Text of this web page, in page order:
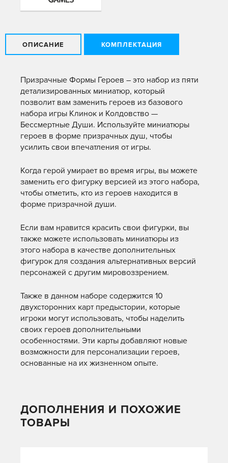
ОПИСАНИЕ КОМПЛЕКТАЦИЯ
Призрачные Формы Героев – это набор из пяти
детализированных миниатюр, который
позволит вам заменить героев из базового
набора игры Клинок и Колдовство —
Бессмертные Души. Используйте миниатюры
героев в форме призрачных душ, чтобы
усилить свои впечатления от игры.
Когда герой умирает во время игры, вы можете
заменить его фигурку версией из этого набора,
чтобы отметить, кто из героев находится в
форме призрачной души.
Если вам нравится красить свои фигурки, вы
также можете использовать миниатюры из
этого набора в качестве дополнительных
фигурок для создания альтернативных версий
персонажей с другим мировоззрением.
Также в данном наборе содержится 10
двухсторонних карт предыстории, которые
игроки могут использовать, чтобы наделить
своих героев дополнительными
особенностями. Эти карты добавляют новые
возможности для персонализации героев,
основанные на их жизненном опыте.
ДОПОЛНЕНИЯ И ПОХОЖИЕ
ТОВАРЫ